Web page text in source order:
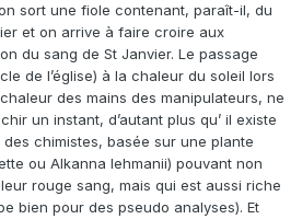
sort une fiole contenant, paraît-il, du
et on arrive à faire croire aux
du sang de St Janvier. Le passage
de l’église) à la chaleur du soleil lors
des mains des manipulateurs, ne
un instant, d’autant plus qu’ il existe
chimistes, basée sur une plante
ou Alkanna lehmanii) pouvant non
rouge sang, mais qui est aussi riche
bien pour des pseudo analyses). Et